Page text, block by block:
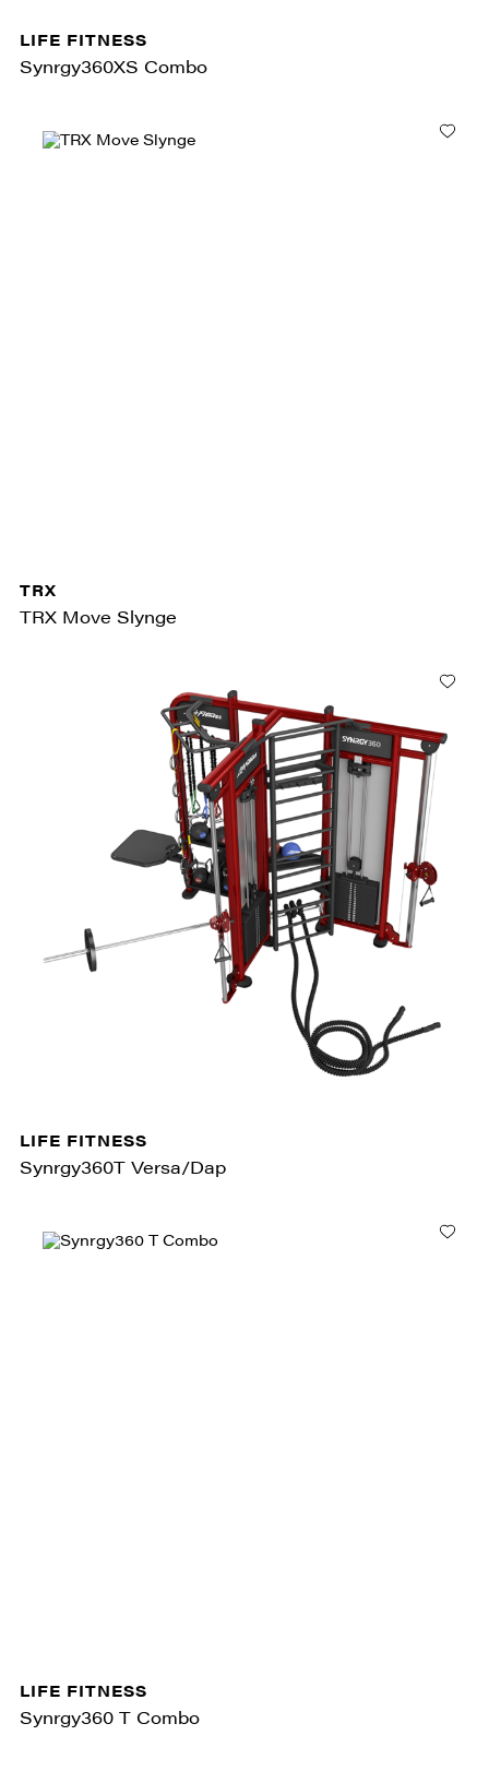
LIFE FITNESS
Synrgy360XS Combo
TRX
TRX Move Slynge
LIFE FITNESS
Synrgy360T Versa/Dap
LIFE FITNESS
Synrgy360 T Combo